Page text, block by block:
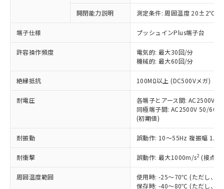
開閉能力説明 測定条件: 周囲温度 20±2℃、
端子仕様 プッシュインPlus端子台
許容操作頻度
電気的: 最大30回/分
機械的: 最大60回/分
絶縁抵抗 100MΩ以上 (DC500Vメガ)
耐電圧
各端子とアース間: AC2500V
同極端子間: AC2500V 50/
(初期値)
耐振動 誤動作: 10～55Hz 複振幅
耐衝撃 誤動作: 最大1000m/s2 (接点
周囲温度範囲
使用時: -25～70℃ (ただし、氷
保存時: -40～80℃ (ただし、氷
以下の条件をお読みいただき、同意のうえ
ご利用ください。
本サービスは、当社制御機器事業取扱
商品の当社在庫状況および標準価格
当社制御機器事業取扱商品の中には、
本サービスの対象外となる商品もある
ことをご了承ください。
在庫状況および標準価格照会結果は、
記載している更新日時点での社内デー
タに基づき作成されるものであり、閲
覧された時点での実際の在庫および標
準価格とは異なる場合があることをご
正式な納期状況および標準価格はお客
対応予定なし：EU RoHS指令（10物質）の
非含有に非対応の商品で、対応品を出す予
定はありません。
調査・確認中：EU RoHS指令（10物質）の
非含有の対応状況を調査中または確認中の
非該当品：ライセンス料など無形物で、有
害物質有無と関係のない商品です。
いたものが、含有品と判明した場合などや
むを得ず変更することがあります。
六価クロム(Cr(Ⅵ)) 1000ppm以下、ポリ臭化ビフェニル
類(PBB) 1000ppm以下、ポリ臭化ジフェニルエーテル類
(PBDE) 1000ppm以下、フタル酸ビス(2-エチルヘキシ
ル) (DEHP)(別名：DOP) 1000ppm以下、フタル酸ブチ
※1 中国RoHS○×表
「○」：最大均質材料含有率が中国RoHSの
基準値以下であることを示します。
「×」：最大均質材料含有率が中国RoHSの
基準値を超えていることを示します。
「－」：未確認です。当社販売部門へお問
*中国RoHS10物質の基準値 (GB/T26572)：
Pb(鉛) :1000ppm、 Hg(水銀) : 1000ppm、 Cd(カドミウ
Cr(Ⅵ)(六価クロム) : 1000ppm、 PBBs(ポリ臭化ビフェ
ニル類) : 1000ppm、 PBDEs(ポリ臭化ジフェニルエーテ
当社は、これら貴社製品のうち、外国
為替および外国貿易法に定める商品
（以下｢規制貨物等」という）を輸出
または国外への提供する場合は、日本
国政府の輸出許可(または役務取引許
可)を取得するなどの必要な手続きを
当社は規制貨物を破棄する場合は、完
○ 一定数以上の在庫あり